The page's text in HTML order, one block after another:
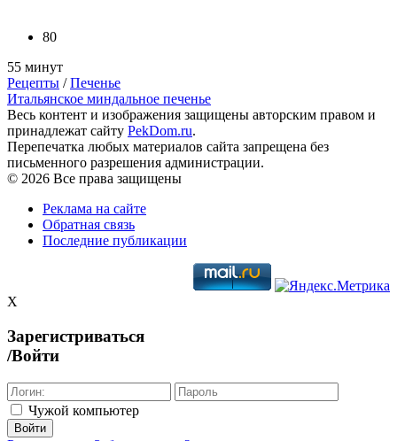
80
55 минут
Рецепты /Печенье
Итальянское миндальное печенье
Весь контент и изображения защищены авторским правом и
принадлежат сайту PekDom.ru.
Перепечатка любых материалов сайта запрещена без
письменного разрешения администрации.
© 2026 Все права защищены
Реклама на сайте
Обратная связь
Последние публикации
X
Зарегистриваться
/Войти
Чужой компьютер
Войти